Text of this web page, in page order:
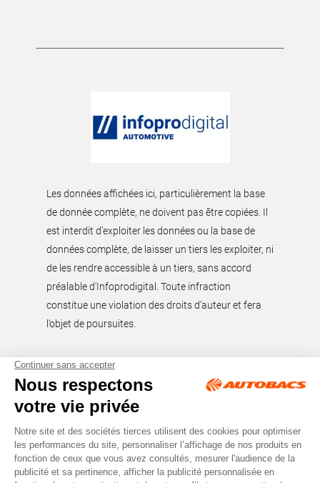
Les données affichées ici, particulièrement la base
de donnée complète, ne doivent pas être copiées. Il
est interdit d’exploiter les données ou la base de
données complète, de laisser un tiers les exploiter, ni
de les rendre accessible à un tiers, sans accord
préalable d'Infoprodigital. Toute infraction
constitue une violation des droits d’auteur et fera
l’objet de poursuites.
Tous droits réservés © Autobacs